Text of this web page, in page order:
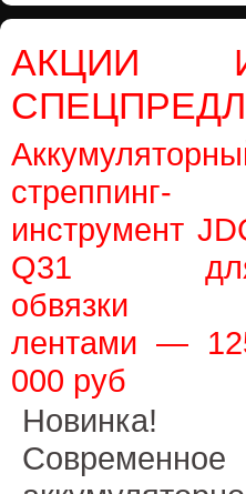
АКЦИИ
стреппинг-
инструмент
Q31
обвязки
лентами —
000 руб
Новинка!
Современное